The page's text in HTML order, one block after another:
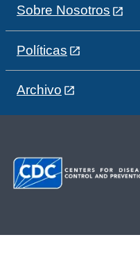
Sobre Nosotros
Políticas
Archivo